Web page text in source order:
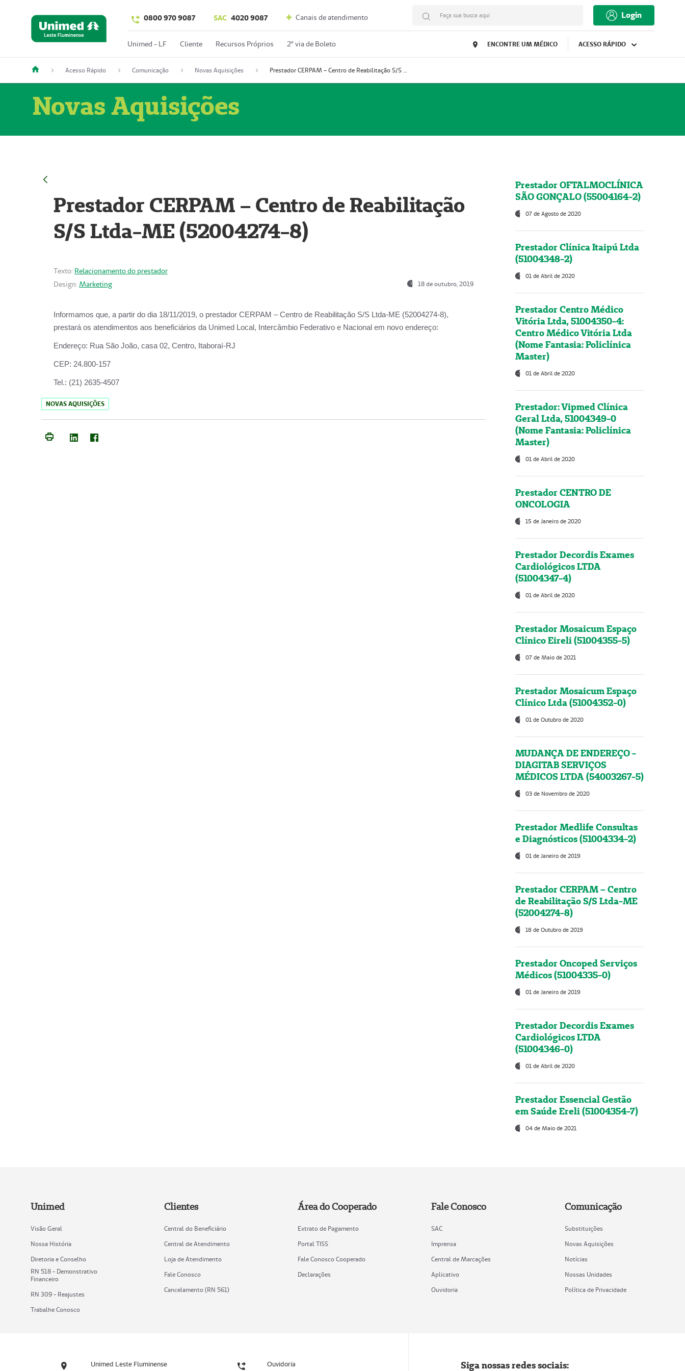
0800 970 9087 SAC 4020 9087 Canais de atendimento Faça sua busca aqui Login
Unimed - LF Cliente Recursos Próprios 2º via de Boleto ENCONTRE UM MÉDICO ACESSO RÁPIDO
Acesso Rápido Comunicação Novas Aquisições Prestador CERPAM – Centro de Reabilitação S/S Ltda-ME (52004274-8)
Novas Aquisições
Prestador CERPAM – Centro de Reabilitação
S/S Ltda-ME (52004274-8)
Texto: Relacionamento do prestador
Design: Marketing 18 de outubro, 2019
Informamos que, a partir do dia 18/11/2019, o prestador CERPAM – Centro de Reabilitação S/S Ltda-ME (52004274-8),
prestará os atendimentos aos beneficiários da Unimed Local, Intercâmbio Federativo e Nacional em novo endereço:
Endereço: Rua São João, casa 02, Centro, Itaboraí-RJ
CEP: 24.800-157
Tel.: (21) 2635-4507
NOVAS AQUISIÇÕES
Prestador OFTALMOCLÍNICA
SÃO GONÇALO (55004164-2)
07 de Agosto de 2020
Prestador Clínica Itaipú Ltda
(51004348-2)
01 de Abril de 2020
Prestador Centro Médico
Vitória Ltda, 51004350-4:
Centro Médico Vitória Ltda
(Nome Fantasia: Policlínica
Master)
01 de Abril de 2020
Prestador: Vipmed Clínica
Geral Ltda, 51004349-0
(Nome Fantasia: Policlínica
Master)
01 de Abril de 2020
Prestador CENTRO DE
ONCOLOGIA
15 de Janeiro de 2020
Prestador Decordis Exames
Cardiológicos LTDA
(51004347-4)
01 de Abril de 2020
Prestador Mosaicum Espaço
Clínico Eireli (51004355-5)
07 de Maio de 2021
Prestador Mosaicum Espaço
Clínico Ltda (51004352-0)
01 de Outubro de 2020
MUDANÇA DE ENDEREÇO -
DIAGITAB SERVIÇOS
MÉDICOS LTDA (54003267-5)
03 de Novembro de 2020
Prestador Medlife Consultas
e Diagnósticos (51004334-2)
01 de Janeiro de 2019
Prestador CERPAM – Centro
de Reabilitação S/S Ltda-ME
(52004274-8)
18 de Outubro de 2019
Prestador Oncoped Serviços
Médicos (51004335-0)
01 de Janeiro de 2019
Prestador Decordis Exames
Cardiológicos LTDA
(51004346-0)
01 de Abril de 2020
Prestador Essencial Gestão
em Saúde Ereli (51004354-7)
04 de Maio de 2021
Unimed
Visão Geral
Nossa História
Diretoria e Conselho
RN 518 - Demonstrativo
Financeiro
RN 309 - Reajustes
Trabalhe Conosco
Clientes
Central do Beneficiário
Central de Atendimento
Loja de Atendimento
Fale Conosco
Cancelamento (RN 561)
Área do Cooperado
Extrato de Pagamento
Portal TISS
Fale Conosco Cooperado
Declarações
Fale Conosco
SAC
Imprensa
Central de Marcações
Aplicativo
Ouvidoria
Comunicação
Substituições
Novas Aquisições
Notícias
Nossas Unidades
Política de Privacidade
Unimed Leste Fluminense Ouvidoria Siga nossas redes sociais: